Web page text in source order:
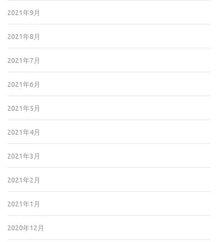
2021年9月
2021年8月
2021年7月
2021年6月
2021年5月
2021年4月
2021年3月
2021年2月
2021年1月
2020年12月